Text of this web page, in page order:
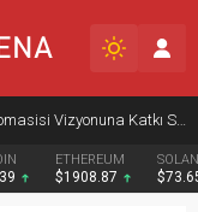
ETÜ, COP31 Sürecinde Bilim Diplomasisi Vizyonuna Katkı Sunacak
ETHEREUM
$1908.87